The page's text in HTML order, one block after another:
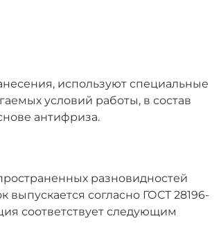
используют специальные
условий работы, в состав
антифриза.
разновидностей
выпускается согласно ГОСТ 28196-
соответствует следующим